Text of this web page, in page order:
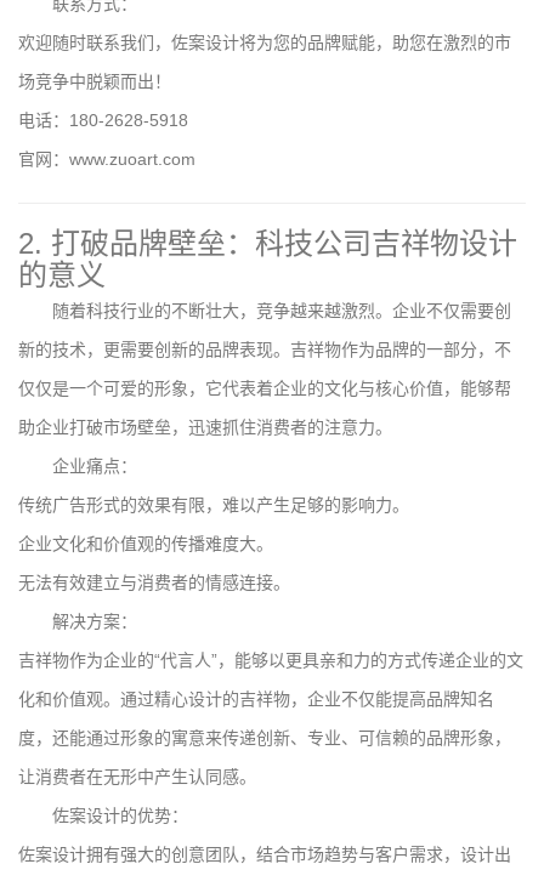
欢迎随时联系我们，佐案设计将为您的品牌赋能，助您在激烈的市
场竞争中脱颖而出！
电话：180-2628-5918
官网：www.zuoart.com
2. 打破品牌壁垒：科技公司吉祥物设计
的意义
随着科技行业的不断壮大，竞争越来越激烈。企业不仅需要创
新的技术，更需要创新的品牌表现。吉祥物作为品牌的一部分，不
仅仅是一个可爱的形象，它代表着企业的文化与核心价值，能够帮
助企业打破市场壁垒，迅速抓住消费者的注意力。
企业痛点：
传统广告形式的效果有限，难以产生足够的影响力。
企业文化和价值观的传播难度大。
无法有效建立与消费者的情感连接。
解决方案：
吉祥物作为企业的“代言人”，能够以更具亲和力的方式传递企业的文
化和价值观。通过精心设计的吉祥物，企业不仅能提高品牌知名
度，还能通过形象的寓意来传递创新、专业、可信赖的品牌形象，
让消费者在无形中产生认同感。
佐案设计的优势：
佐案设计拥有强大的创意团队，结合市场趋势与客户需求，设计出